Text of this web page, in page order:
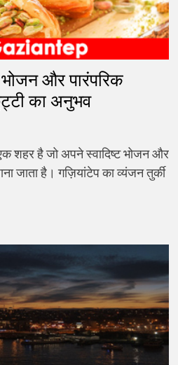
भोजन और पारंपरिक
का अनुभव
एक शहर है जो अपने स्वादिष्ट भोजन और
जाता है। गज़ियांटेप का व्यंजन तुर्की